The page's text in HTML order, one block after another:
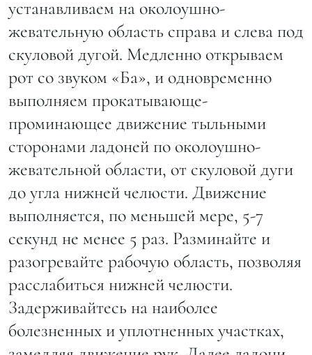
устанавливаем на околоушно-
жевательную область справа и слева под
скуловой дугой. Медленно открываем
рот со звуком «Ба», и одновременно
выполняем прокатывающе-
проминающее движение тыльными
сторонами ладоней по околоушно-
жевательной области, от скуловой дуги
до угла нижней челюсти. Движение
выполняется, по меньшей мере, 5-7
секунд не менее 5 раз. Разминайте и
разогревайте рабочую область, позволяя
расслабиться нижней челюсти.
Задерживайтесь на наиболее
болезненных и уплотненных участках,